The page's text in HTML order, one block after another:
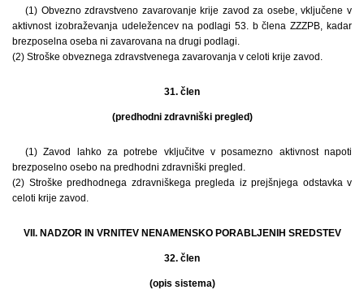
(1) Obvezno zdravstveno zavarovanje krije zavod za osebe, vključene v
aktivnost izobraževanja udeležencev na podlagi 53. b člena ZZZPB, kadar
brezposelna oseba ni zavarovana na drugi podlagi.
(2) Stroške obveznega zdravstvenega zavarovanja v celoti krije zavod.
31. člen
(predhodni zdravniški pregled)
(1) Zavod lahko za potrebe vključitve v posamezno aktivnost napoti
brezposelno osebo na predhodni zdravniški pregled.
(2) Stroške predhodnega zdravniškega pregleda iz prejšnjega odstavka v
celoti krije zavod.
VII. NADZOR IN VRNITEV NENAMENSKO PORABLJENIH SREDSTEV
32. člen
(opis sistema)